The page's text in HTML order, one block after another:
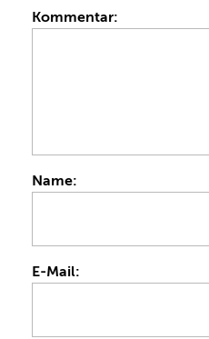
Kommentar:
Name:
E-Mail: